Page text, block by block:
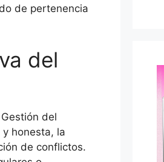
de pertenencia
del
del
honesta, la
de conflictos.